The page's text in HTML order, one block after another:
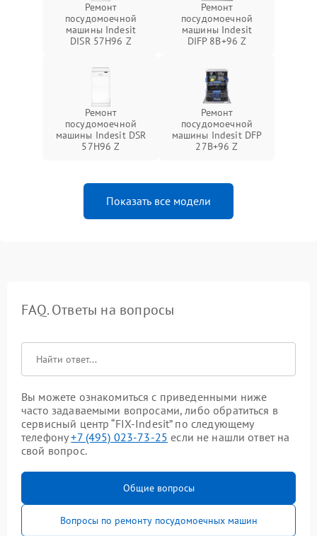
Ремонт
посудомоечной
машины Indesit
DISR 57H96 Z
Ремонт
посудомоечной
машины Indesit
DIFP 8B+96 Z
Ремонт
посудомоечной
машины Indesit DSR
57H96 Z
Ремонт
посудомоечной
машины Indesit DFP
27B+96 Z
Показать все модели
FAQ. Ответы на вопросы
Вы можете ознакомиться с приведенными ниже
часто задаваемыми вопросами, либо обратиться в
сервисный центр “FIX-Indesit” по следующему
телефону+7 (495) 023-73-25 если не нашли ответ на
свой вопрос.
Общие вопросы
Вопросы по ремонту посудомоечных машин